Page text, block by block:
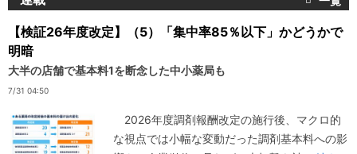
【検証26年度改定】（5）「集中率85％以下」かどうかで
明暗
大半の店舗で基本料1を断念した中小薬局も
7/31 04:50
2026年度調剤報酬改定の施行後、マクロ的
な視点では小幅な変動だった調剤基本料への影